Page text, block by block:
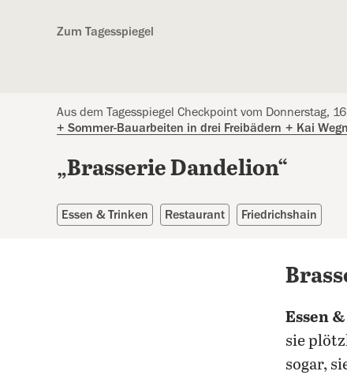
Zum Tagesspiegel
Aus dem Tagesspiegel Checkpoint vom Donnerstag,
+ Sommer-Bauarbeiten in drei Freibädern + Kai
„Brasserie Dandelion“
Essen & Trinken Restaurant Friedrichshain
Essen
sie
sogar,